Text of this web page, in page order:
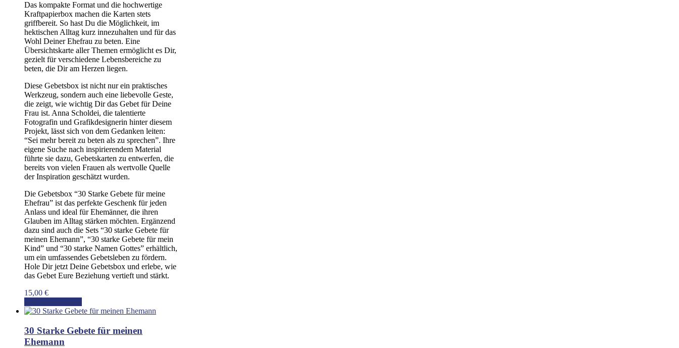
Das kompakte Format und die hochwertige
Kraftpapierbox machen die Karten stets
griffbereit. So hast Du die Möglichkeit, im
hektischen Alltag kurz innezuhalten und für das
Wohl Deiner Ehefrau zu beten. Eine
Übersichtskarte aller Themen ermöglicht es Dir,
gezielt für verschiedene Lebensbereiche zu
beten, die Dir am Herzen liegen.
Diese Gebetsbox ist nicht nur ein praktisches
Werkzeug, sondern auch eine liebevolle Geste,
die zeigt, wie wichtig Dir das Gebet für Deine
Frau ist. Anna Scholdei, die talentierte
Fotografin und Grafikdesignerin hinter diesem
Projekt, lässt sich von dem Gedanken leiten:
“Sei mehr bereit zu beten als zu sprechen”. Ihre
eigene Suche nach inspirierendem Material
führte sie dazu, Gebetskarten zu entwerfen, die
bereits von vielen Frauen als wertvolle Quelle
der Inspiration geschätzt wurden.
Die Gebetsbox “30 Starke Gebete für meine
Ehefrau” ist das perfekte Geschenk für jeden
Anlass und ideal für Ehemänner, die ihren
Glauben im Alltag stärken möchten. Ergänzend
dazu sind auch die Sets “30 starke Gebete für
meinen Ehemann”, “30 starke Gebete für mein
Kind” und “30 starke Namen Gottes” erhältlich,
um ein umfassendes Gebetsleben zu fördern.
Hole Dir jetzt Deine Gebetsbox und erlebe, wie
das Gebet Eure Beziehung vertieft und stärkt.
15,00 €
30 Starke Gebete für meinen
Ehemann